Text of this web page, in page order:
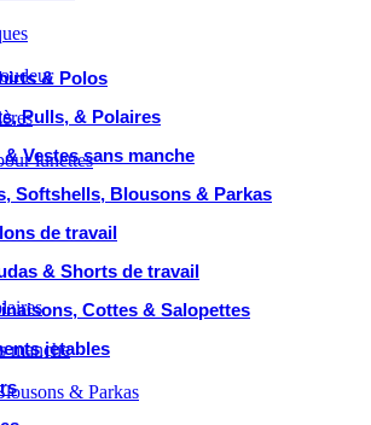
& Polos
Pulls, & Polaires
Vestes sans manche
Softshells, Blousons & Parkas
de travail
& Shorts de travail
Cottes & Salopettes
jetables
lunettes
manche
& Parkas